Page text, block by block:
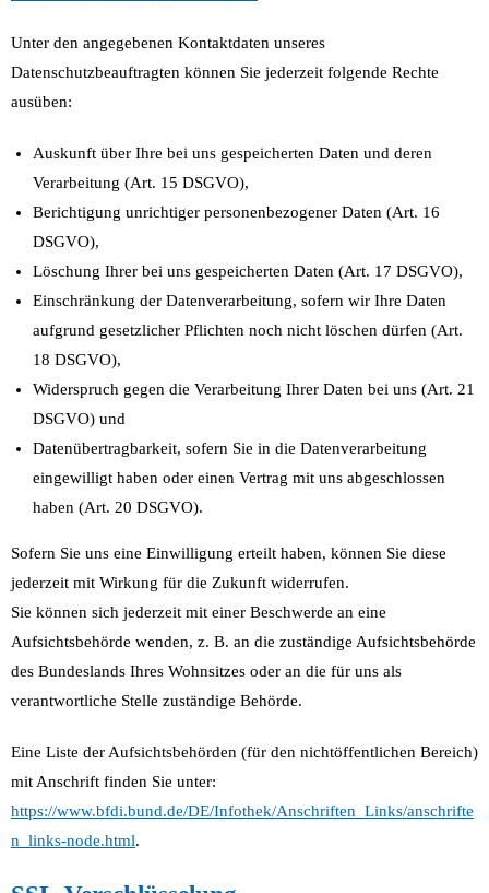
Unter den angegebenen Kontaktdaten unseres
Datenschutzbeauftragten können Sie jederzeit folgende Rechte
ausüben:
Auskunft über Ihre bei uns gespeicherten Daten und deren
Verarbeitung (Art. 15 DSGVO),
Berichtigung unrichtiger personenbezogener Daten (Art. 16
DSGVO),
Löschung Ihrer bei uns gespeicherten Daten (Art. 17 DSGVO),
Einschränkung der Datenverarbeitung, sofern wir Ihre Daten
aufgrund gesetzlicher Pflichten noch nicht löschen dürfen (Art.
18 DSGVO),
Widerspruch gegen die Verarbeitung Ihrer Daten bei uns (Art. 21
DSGVO) und
Datenübertragbarkeit, sofern Sie in die Datenverarbeitung
eingewilligt haben oder einen Vertrag mit uns abgeschlossen
haben (Art. 20 DSGVO).
Sofern Sie uns eine Einwilligung erteilt haben, können Sie diese
jederzeit mit Wirkung für die Zukunft widerrufen.
Sie können sich jederzeit mit einer Beschwerde an eine
Aufsichtsbehörde wenden, z. B. an die zuständige Aufsichtsbehörde
des Bundeslands Ihres Wohnsitzes oder an die für uns als
verantwortliche Stelle zuständige Behörde.
Eine Liste der Aufsichtsbehörden (für den nichtöffentlichen Bereich)
mit Anschrift finden Sie unter:
https://www.bfdi.bund.de/DE/Infothek/Anschriften_Links/anschrifte
n_links-node.html.